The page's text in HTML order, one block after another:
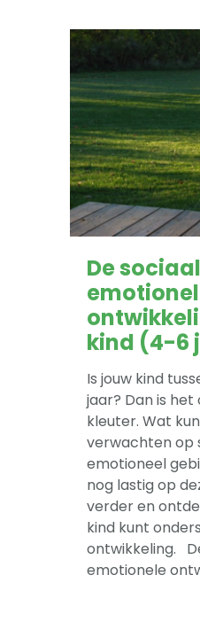
-- Pesten
-- Gevoelig kind
-- Boos kind
-- Verlegen kind
-- Weinig
Trainingen
-- Training
--
-- Faalangst
-- Training
-- Sova-training
Artikelen
Over
De
kind (4-6
Is jouw kind
jaar? Dan is
kleuter. Wat
verwachten op
emotioneel
nog lastig op
verder en
kind kunt
ontwikkeling.
emotionele